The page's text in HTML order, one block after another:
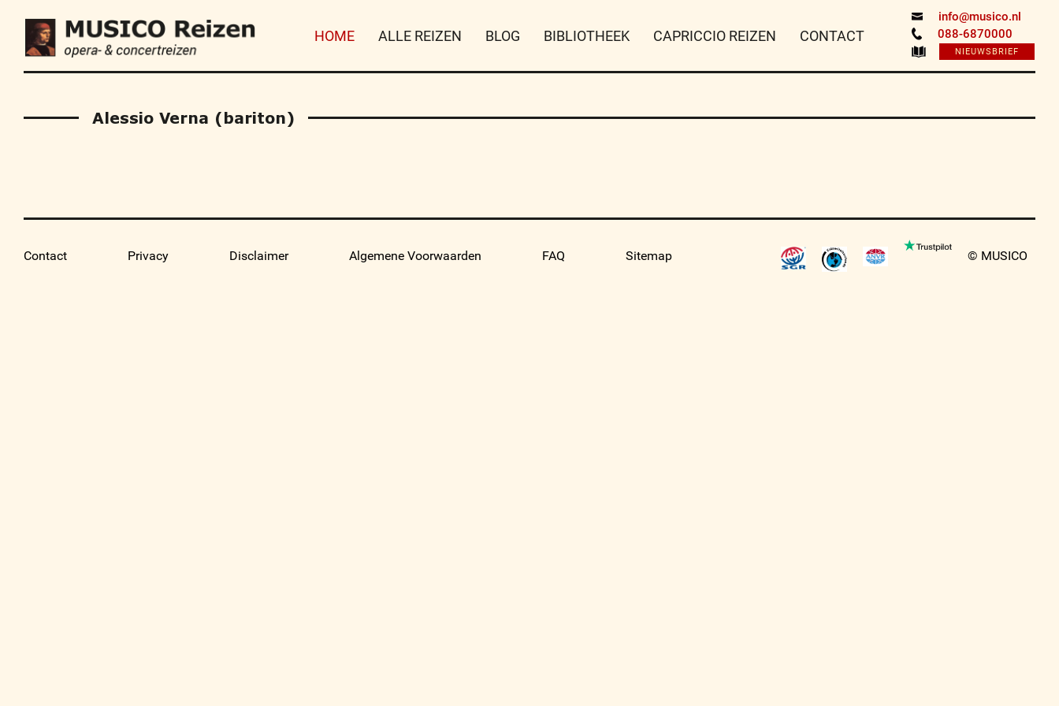
info@musico.nl
088-6870000
NIEUWSBRIEF
HOME ALLE REIZEN BLOG BIBLIOTHEEK CAPRICCIO REIZEN CONTACT
Alessio Verna (bariton)
Contact Privacy Disclaimer Algemene Voorwaarden FAQ Sitemap © MUSICO